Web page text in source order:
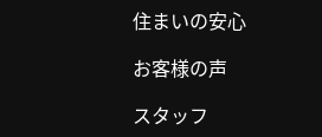
住まいの安心
お客様の声
スタッフ